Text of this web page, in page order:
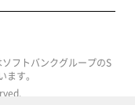
フトバンクグループのS
す。